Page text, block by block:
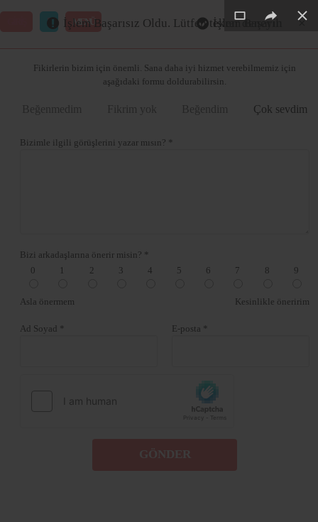
MENÜ
Fikirlerin bizim için önemli. Sana daha iyi hizmet verebilmemiz için
aşağıdaki formu doldurabilirsin.
Beğenmedim Fikrim yok Beğendim Çok sevdim
Bizimle ilgili görüşlerini yazar mısın? *
Bizi arkadaşlarına önerir misin? *
0
1 2 3 4 5 6 7 8 9
Asla önermem Kesinlikle öneririm
Ad Soyad * E-posta *
×
×
×
İşlem Başarılı ×
İşlem Başarısız Oldu. Lütfen tekrar deneyin ×